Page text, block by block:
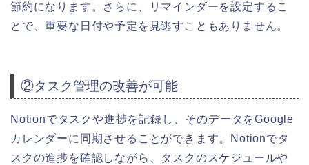
節約になります。さらに、リマインダーを設定するこ
とで、重要な日付や予定を見逃すこともありません。
②タスク管理の改善が可能
Notionでタスクや進捗を記録し、そのデータをGoogle
カレンダーに同期させることができます。
Notionでタ
スクの進捗を確認しながら、タスクのスケジュールや